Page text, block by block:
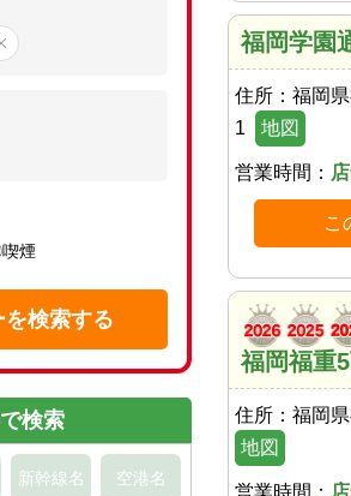
福岡学園
住所： 福岡
1
地図
営業時間：
こ
福岡福重
住所： 福岡
地図
営業時間：
喫煙
を検索する
検索
新幹線名 空港名